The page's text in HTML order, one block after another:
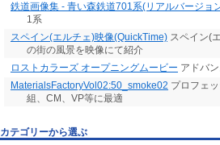
鉄道画像集 - 青い森鉄道701系(リアルバージョ
1系
スペイン(エルチェ)映像(QuickTime) スペイン(
の街の風景を映像にて紹介
ロストカラーズ オープニングムービー アドバ
MaterialsFactoryVol02:50_smoke02 プロフェ
組、CM、VP等に最適
カテゴリーから選ぶ